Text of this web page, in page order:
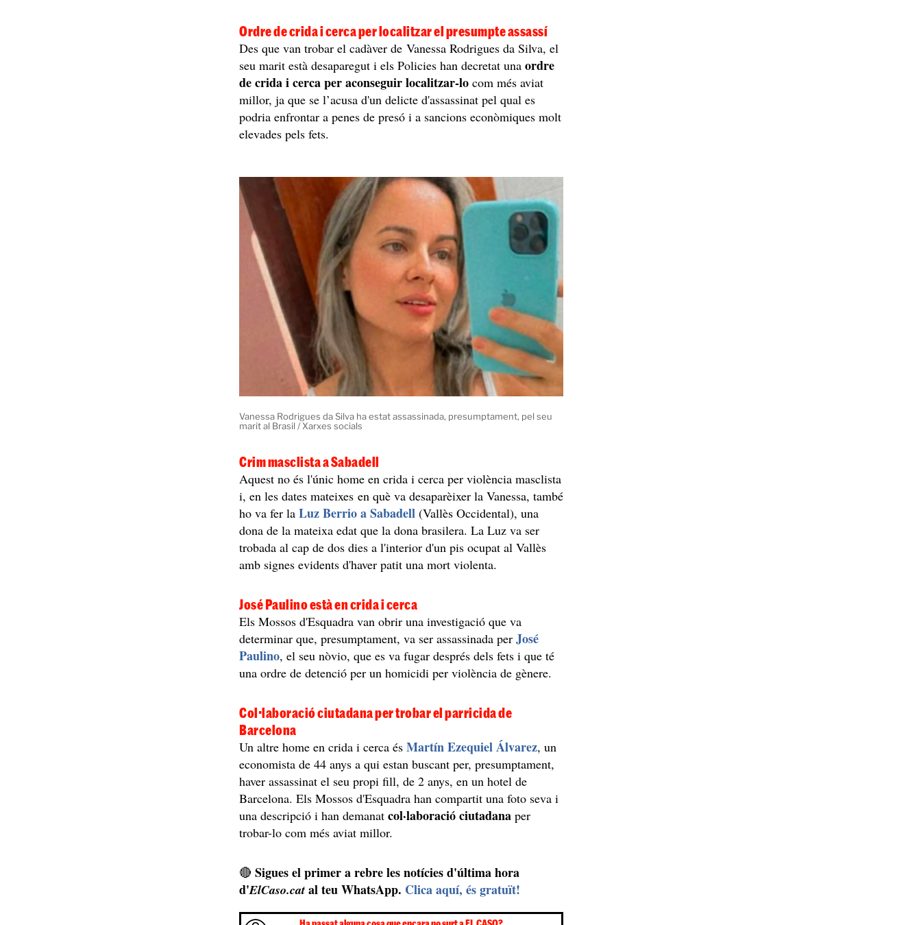
Ordre de crida i cerca per localitzar el presumpte assassí
Des que van trobar el cadàver de Vanessa Rodrigues da Silva, el
seu marit està desaparegut i els Policies han decretat unaordre
de crida i cerca per aconseguir localitzar-lo com més aviat
millor, ja que se l’acusa d'un delicte d'assassinat pel qual es
podria enfrontar a penes de presó i a sancions econòmiques molt
elevades pels fets.
Vanessa Rodrigues da Silva ha estat assassinada, presumptament, pel seu
marit al Brasil / Xarxes socials
Crim masclista a Sabadell
Aquest no és l'únic home en crida i cerca per violència masclista
i, en les dates mateixes en què va desaparèixer la Vanessa, també
ho va fer laLuz Berrio a Sabadell(Vallès Occidental), una
dona de la mateixa edat que la dona brasilera. La Luz va ser
trobada al cap de dos dies a l'interior d'un pis ocupat al Vallès
amb signes evidents d'haver patit una mort violenta.
José Paulino està en crida i cerca
Els Mossos d'Esquadra van obrir una investigació que va
determinar que, presumptament, va ser assassinada per José
Paulino, el seu nòvio, que es va fugar després dels fets i que té
una ordre de detenció per un homicidi per violència de gènere.
Col·laboració ciutadana per trobar el parricida de
Barcelona
Un altre home en crida i cerca ésMartín Ezequiel Álvarez, un
economista de 44 anys a qui estan buscant per, presumptament,
haver assassinat el seu propi fill, de 2 anys, en un hotel de
Barcelona. Els Mossos d'Esquadra han compartit una foto seva i
una descripció i han demanatcol·laboració ciutadana per
trobar-lo com més aviat millor.
🔴Sigues el primer a rebre les notícies d'última hora
d'ElCaso.cat al teu WhatsApp. Clica aquí, és gratuït!